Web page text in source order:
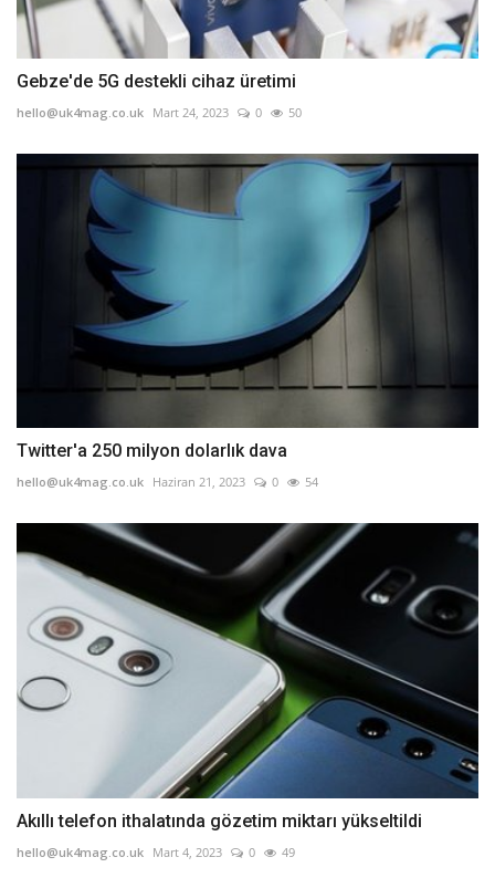
Gebze'de 5G destekli cihaz üretimi
hello@uk4mag.co.uk Mart 24, 2023 0 50
Twitter'a 250 milyon dolarlık dava
hello@uk4mag.co.uk Haziran 21, 2023 0 54
Akıllı telefon ithalatında gözetim miktarı yükseltildi
hello@uk4mag.co.uk Mart 4, 2023 0 49